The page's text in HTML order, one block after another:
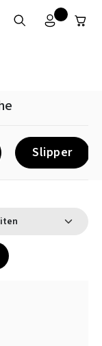
Slipper